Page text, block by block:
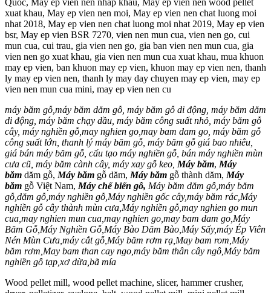
xuat khau, May ep vien nen moi, May ep vien nen chat luong moi
nhat 2018, May ep vien nen chat luong moi nhat 2019, May ep vien
bsr, May ep vien BSR 7270, vien nen mun cua, vien nen go, cui
mun cua, cui trau, gia vien nen go, gia ban vien nen mun cua, gia
vien nen go xuat khau, gia vien nen mun cua xuat khau, mua khuon
may ep vien, ban khuon may ep vien, khuon may ep vien nen, thanh
ly may ep vien nen, thanh ly may day chuyen may ep vien, may ep
vien nen mun cua mini, may ep vien nen cu
máy băm gỗ,máy băm dăm gỗ, máy băm gỗ di động, máy băm dăm
di động, máy băm chạy dầu, máy băm công suất nhỏ, máy băm gỗ
cây, máy nghiền gỗ,may nghien go,may bam dam go, máy băm gỗ
công suất lớn, thanh lý máy băm gỗ, máy băm gỗ giá bao nhiêu,
giá bán máy băm gỗ, cấu tạo máy nghiền gỗ, bán máy nghiền mùn
cưa cũ, máy băm cành cây, máy xay gỗ keo, Máy băm, Máy
băm dăm gỗ, Máy băm gỗ dăm, Máy băm gỗ thành dăm, Máy
băm gỗ Việt Nam, Máy chế biến gỗ, Máy băm dăm gỗ,máy băm
gỗ,dăm gỗ,máy nghiền gỗ,Máy nghiền gốc cây,máy băm rác,Máy
nghiền gỗ cây thành mùn cưa,Máy nghiền gỗ,may nghien go mun
cua,may nghien mun cua,may nghien go,may bam dam go,Máy
Băm Gỗ,Máy Nghiền Gỗ,Máy Bào Dăm Bào,Máy Sấy,máy Ép Viên
Nén Mùn Cưa,máy cắt gỗ,Máy băm rơm rạ,May bam rom,Máy
băm rơm,May bam than cay ngo,máy băm thân cây ngô,Máy băm
nghiền gỗ tạp,xơ dừa,bã mía
Wood pellet mill, wood pellet machine, slicer, hammer crusher,